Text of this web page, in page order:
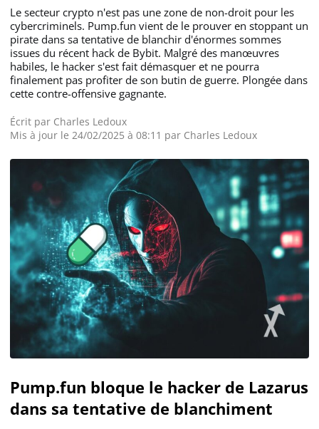
Le secteur crypto n'est pas une zone de non-droit pour les
cybercriminels. Pump.fun vient de le prouver en stoppant un
pirate dans sa tentative de blanchir d'énormes sommes
issues du récent hack de Bybit. Malgré des manœuvres
habiles, le hacker s'est fait démasquer et ne pourra
finalement pas profiter de son butin de guerre. Plongée dans
cette contre-offensive gagnante.
Écrit par Charles Ledoux
Mis à jour le 24/02/2025 à 08:11 par Charles Ledoux
Pump.fun bloque le hacker de Lazarus
dans sa tentative de blanchiment